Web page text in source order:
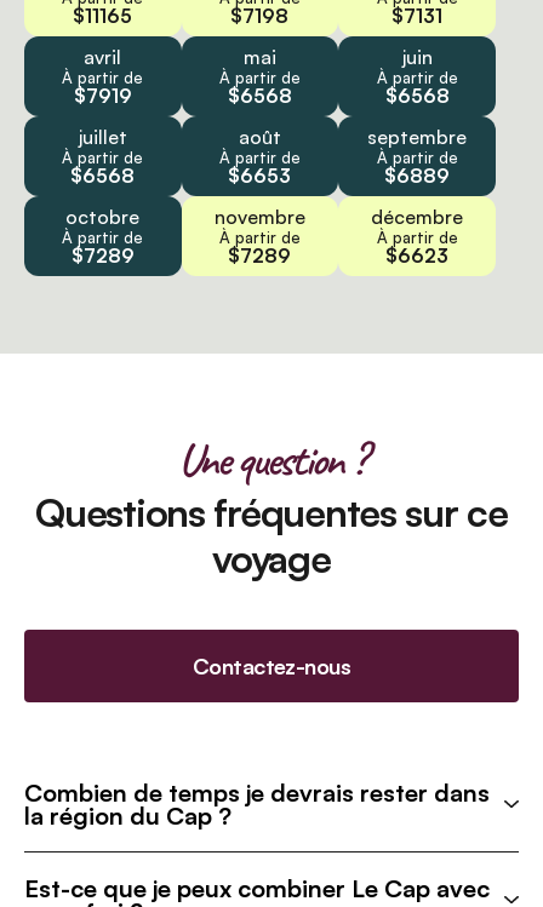
$11165 $7198
$7131
avril
À partir de
$7919
mai
À partir de
$6568
juin
À partir de
$6568
juillet
À partir de
$6568
août
À partir de
$6653
septembre
À partir de
$6889
octobre
À partir de
$7289
novembre
À partir de
$7289
décembre
À partir de
$6623
Une question ?
Questions fréquentes sur ce
voyage
Contactez-nous
Combien de temps je devrais rester dans
la région du Cap ?
Est-ce que je peux combiner Le Cap avec